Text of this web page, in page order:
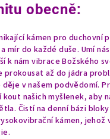
obecně:
kámen pro duchovní
mír do každé duše. Umí
k nám vibrace Božského
prokousat až do jádra
v našem podvědomí.
našich myšlenek, aby
Čistí na denní bázi
kámen, jehož